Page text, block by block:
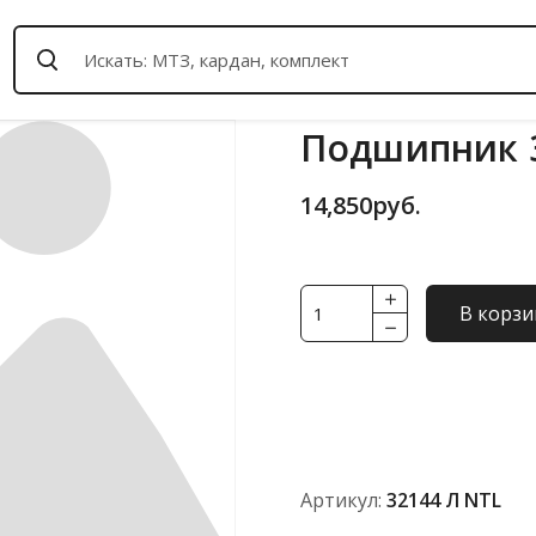
Подшипник
14,850руб.
Количество
товара
В
Артикул: 32144 Л NTL